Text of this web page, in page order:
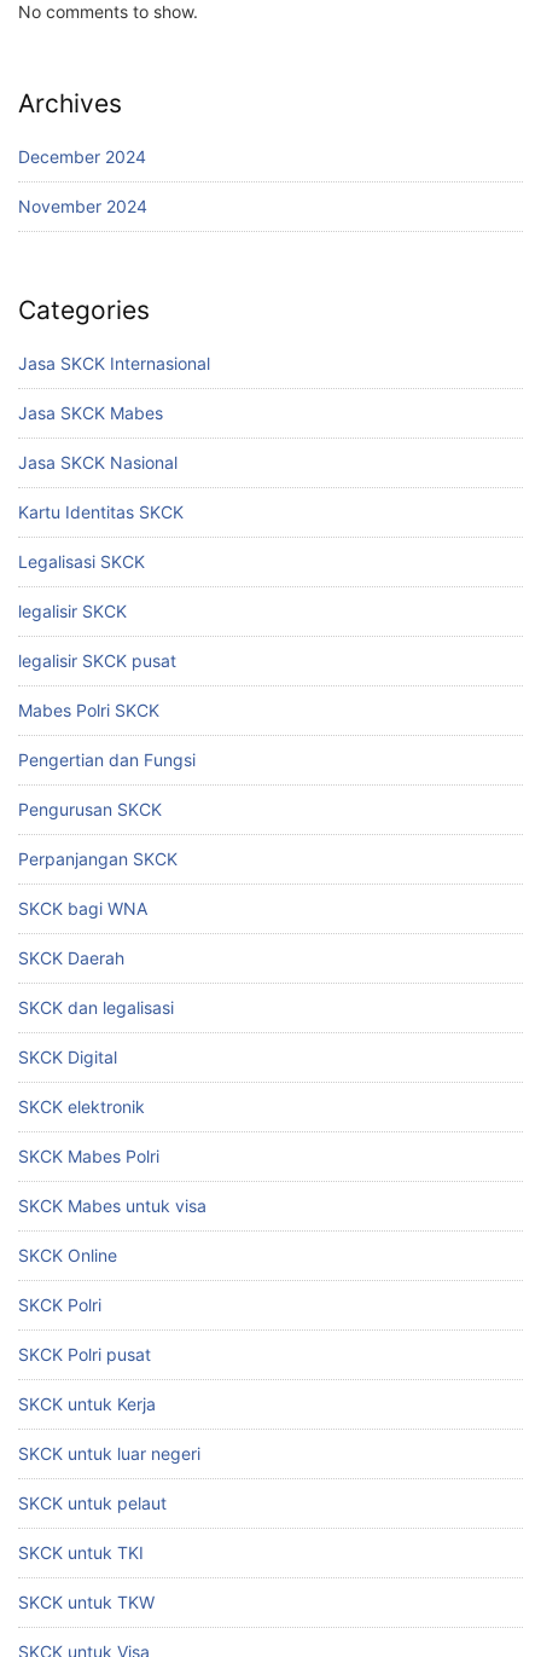
No comments to show.
Archives
December 2024
November 2024
Categories
Jasa SKCK Internasional
Jasa SKCK Mabes
Jasa SKCK Nasional
Kartu Identitas SKCK
Legalisasi SKCK
legalisir SKCK
legalisir SKCK pusat
Mabes Polri SKCK
Pengertian dan Fungsi
Pengurusan SKCK
Perpanjangan SKCK
SKCK bagi WNA
SKCK Daerah
SKCK dan legalisasi
SKCK Digital
SKCK elektronik
SKCK Mabes Polri
SKCK Mabes untuk visa
SKCK Online
SKCK Polri
SKCK Polri pusat
SKCK untuk Kerja
SKCK untuk luar negeri
SKCK untuk pelaut
SKCK untuk TKI
SKCK untuk TKW
SKCK untuk Visa